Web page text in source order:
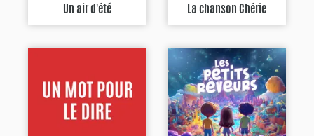
Un air d'été La chanson Chérie